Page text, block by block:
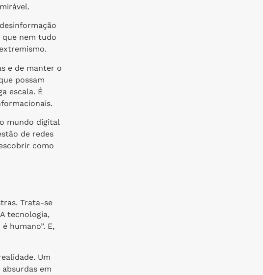
que nem tudo
e de manter o
possam
escala. É
mundo digital
de redes
como
Trata-se
tecnologia,
humano”. E,
Um
em